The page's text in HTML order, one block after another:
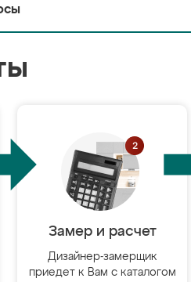
Замер и расчет
Дизайнер-замерщик
приедет к Вам с каталогом